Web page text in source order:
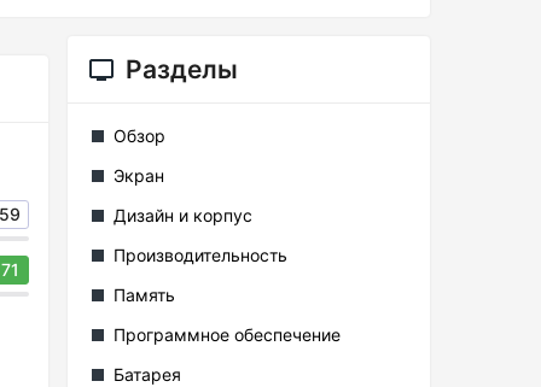
59
71
Разделы
Обзор
Экран
Дизайн и корпус
Производительность
Память
Программное обеспечение
Батарея